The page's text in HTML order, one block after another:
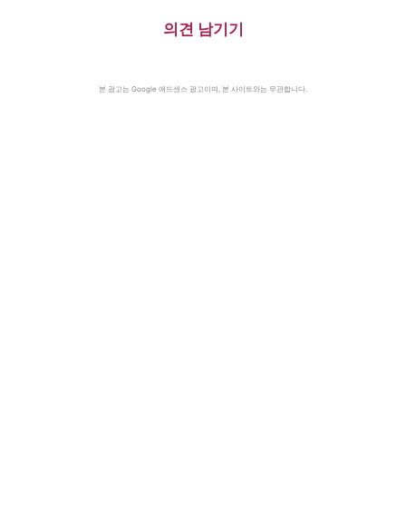
의견 남기기
본 광고는 Google 애드센스 광고이며, 본 사이트와는 무관합니다.